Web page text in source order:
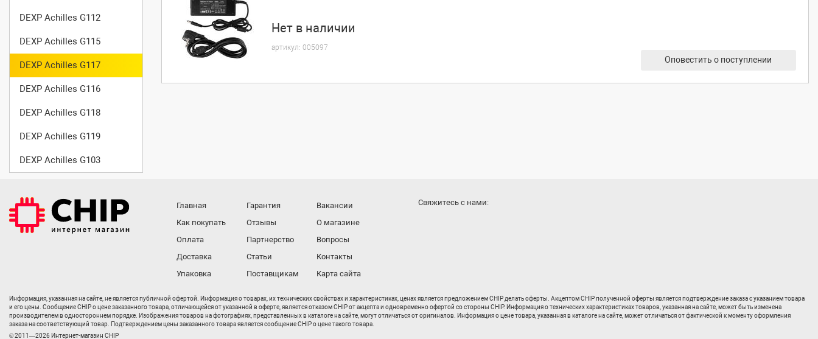
DEXP Achilles G112
DEXP Achilles G115
DEXP Achilles G117
DEXP Achilles G116
DEXP Achilles G118
DEXP Achilles G119
DEXP Achilles G103
Нет в наличии
артикул: 005097
Оповестить о поступлении
Главная
Как покупать
Оплата
Доставка
Упаковка
Гарантия
Отзывы
Партнерство
Статьи
Поставщикам
Вакансии
О магазине
Вопросы
Контакты
Карта сайта
Cвяжитесь с нами:
Информация, указанная на сайте, не является публичной офертой. Информация о товарах, их технических свойствах и характеристиках, ценах является предложением CHIP делать оферты. Акцептом CHIP полученной оферты является подтверждение заказа с указанием товара
и его цены. Сообщение CHIP о цене заказанного товара, отличающейся от указанной в оферте, является отказом CHIP от акцепта и одновременно офертой со стороны CHIP. Информация о технических характеристиках товаров, указанная на сайте, может быть изменена
производителем в одностороннем порядке. Изображения товаров на фотографиях, представленных в каталоге на сайте, могут отличаться от оригиналов. Информация о цене товара, указанная в каталоге на сайте, может отличаться от фактической к моменту оформления
заказа на соответствующий товар. Подтверждением цены заказанного товара является сообщение CHIP о цене такого товара.
© 2011—2026 Интернет-магазин CHIP